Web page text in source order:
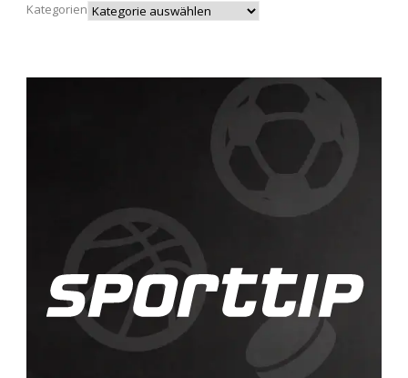
Kategorien